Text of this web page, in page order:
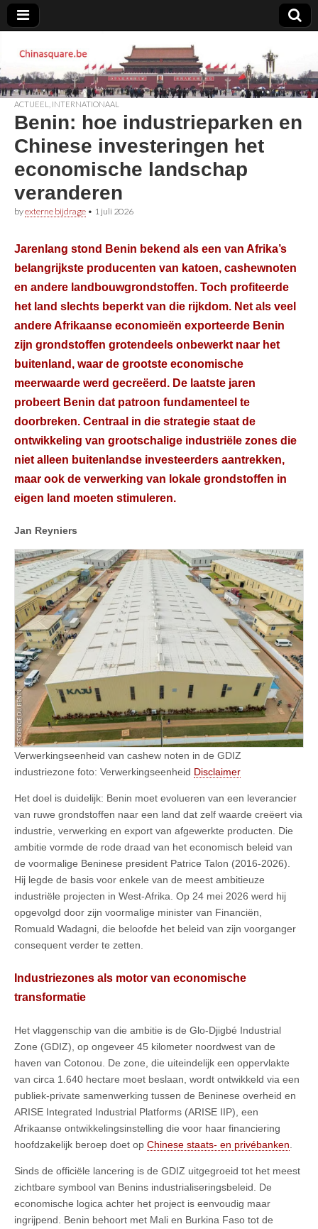
Chinasquare.be
ACTUEEL INTERNATIONAAL
Benin: hoe industrieparken en
Chinese investeringen het
economische landschap
veranderen
byexterne bijdrage • 1 juli 2026
Jarenlang stond Benin bekend als een van Afrika’s
belangrijkste producenten van katoen, cashewnoten
en andere landbouwgrondstoffen. Toch profiteerde
het land slechts beperkt van die rijkdom. Net als veel
andere Afrikaanse economieën exporteerde Benin
zijn grondstoffen grotendeels onbewerkt naar het
buitenland, waar de grootste economische
meerwaarde werd gecreëerd. De laatste jaren
probeert Benin dat patroon fundamenteel te
doorbreken. Centraal in die strategie staat de
ontwikkeling van grootschalige industriële zones die
niet alleen buitenlandse investeerders aantrekken,
maar ook de verwerking van lokale grondstoffen in
eigen land moeten stimuleren.
Jan Reyniers
Verwerkingseenheid van cashew noten in de GDIZ
industriezone foto: Verwerkingseenheid Disclaimer
Het doel is duidelijk: Benin moet evolueren van een leverancier
van ruwe grondstoffen naar een land dat zelf waarde creëert via
industrie, verwerking en export van afgewerkte producten. Die
ambitie vormde de rode draad van het economisch beleid van
de voormalige Beninese president Patrice Talon (2016-2026).
Hij legde de basis voor enkele van de meest ambitieuze
industriële projecten in West-Afrika. Op 24 mei 2026 werd hij
opgevolgd door zijn voormalige minister van Financiën,
Romuald Wadagni, die beloofde het beleid van zijn voorganger
consequent verder te zetten.
Industriezones als motor van economische
transformatie
Het vlaggenschip van die ambitie is de Glo-Djigbé Industrial
Zone (GDIZ), op ongeveer 45 kilometer noordwest van de
haven van Cotonou. De zone, die uiteindelijk een oppervlakte
van circa 1.640 hectare moet beslaan, wordt ontwikkeld via een
publiek-private samenwerking tussen de Beninese overheid en
ARISE Integrated Industrial Platforms (ARISE IIP), een
Afrikaanse ontwikkelingsinstelling die voor haar financiering
hoofdzakelijk beroep doet op Chinese staats- en privébanken
Sinds de officiële lancering is de GDIZ uitgegroeid tot het meest
zichtbare symbool van Benins industrialiseringsbeleid. De
economische logica achter het project is eenvoudig maar
ingrijpend. Benin behoort met Mali en Burkina Faso tot de